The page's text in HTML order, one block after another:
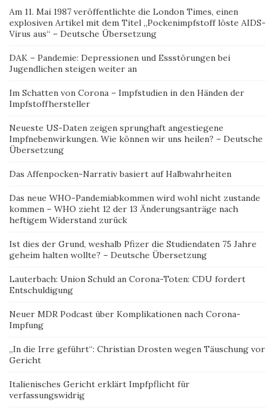
Am 11. Mai 1987 veröffentlichte die London Times, einen
explosiven Artikel mit dem Titel „Pockenimpfstoff löste AIDS-
Virus aus“ – Deutsche Übersetzung
DAK – Pandemie: Depressionen und Essstörungen bei
Jugendlichen steigen weiter an
Im Schatten von Corona – Impfstudien in den Händen der
Impfstoffhersteller
Neueste US-Daten zeigen sprunghaft angestiegene
Impfnebenwirkungen. Wie können wir uns heilen? – Deutsche
Übersetzung
Das Affenpocken-Narrativ basiert auf Halbwahrheiten
Das neue WHO-Pandemiabkommen wird wohl nicht zustande
kommen – WHO zieht 12 der 13 Änderungsanträge nach
heftigem Widerstand zurück
Ist dies der Grund, weshalb Pfizer die Studiendaten 75 Jahre
geheim halten wollte? – Deutsche Übersetzung
Lauterbach: Union Schuld an Corona-Toten: CDU fordert
Entschuldigung
Neuer MDR Podcast über Komplikationen nach Corona-
Impfung
„In die Irre geführt“: Christian Drosten wegen Täuschung vor
Gericht
Italienisches Gericht erklärt Impfpflicht für
verfassungswidrig